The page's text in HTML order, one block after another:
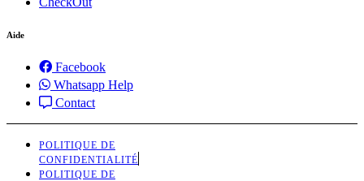
Aide
Facebook
Whatsapp Help
Contact
POLITIQUE DE
CONFIDENTIALITÉ
POLITIQUE DE